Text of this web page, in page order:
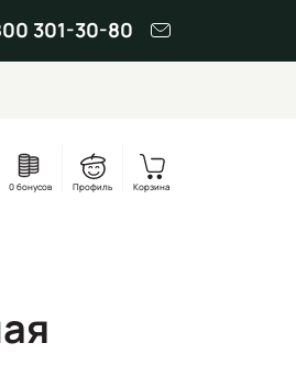
301-30-80
0 бонусов Профиль Корзина